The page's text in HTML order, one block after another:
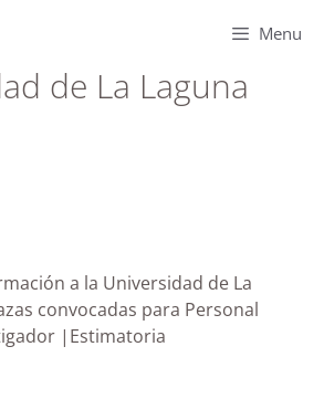
Menu
de La Laguna
a la Universidad de La
convocadas para Personal
|Estimatoria